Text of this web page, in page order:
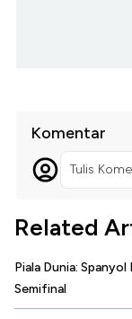
Komentar
Tulis
Related
Piala Dunia:
Semifinal